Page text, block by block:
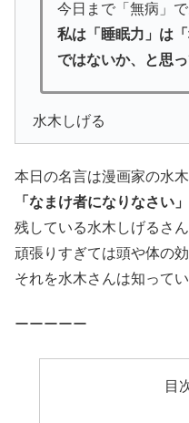
今日まで「無病」で
私は「睡眠力」は「
ではないか、と思っ
水木しげる
本日の名言は漫画家の水木
「なまけ者になりなさい」
残している水木しげるさん
頑張りすぎては頭や体の効
それを水木さんは知って
ーーーーー
目